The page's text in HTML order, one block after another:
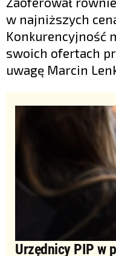
w najniższych
Konkurencyjność
swoich ofertach
uwagę Marcin
Urzędnicy PIP w